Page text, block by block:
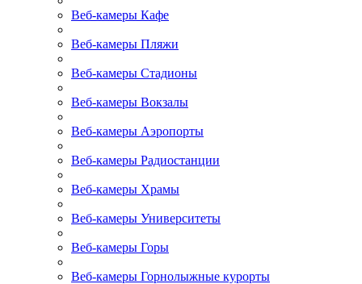
Веб-камеры Кафе
Веб-камеры Пляжи
Веб-камеры Стадионы
Веб-камеры Вокзалы
Веб-камеры Аэропорты
Веб-камеры Радиостанции
Веб-камеры Храмы
Веб-камеры Университеты
Веб-камеры Горы
Веб-камеры Горнолыжные курорты